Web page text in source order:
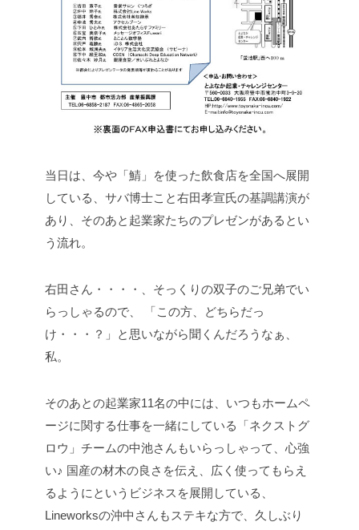
当日は、今や「鯖」を使った飲食店を全国へ展開
している、サバ博士こと右田孝宣氏の基調講演が
あり、そのあと起業家たちのプレゼンがあるとい
う流れ。
右田さん・・・・、そっくりの双子のご兄弟でい
らっしゃるので、
「この方、どちらだっ
け・・・？」と思いながら聞くんだろうなぁ、
私。
そのあとの起業家11名の中には、いつもホームペ
ージに関する仕事を一緒にしている「ネクストグ
ロウ」チームの中池さんもいらっしゃって、心強
い♪ 国産の材木の良さを伝え、広く使ってもらえ
るようにというビジネスを展開している、
Lineworksの沖中さんもステキな方で、久しぶり